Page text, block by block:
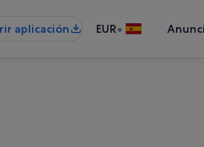
aplicación EUR•